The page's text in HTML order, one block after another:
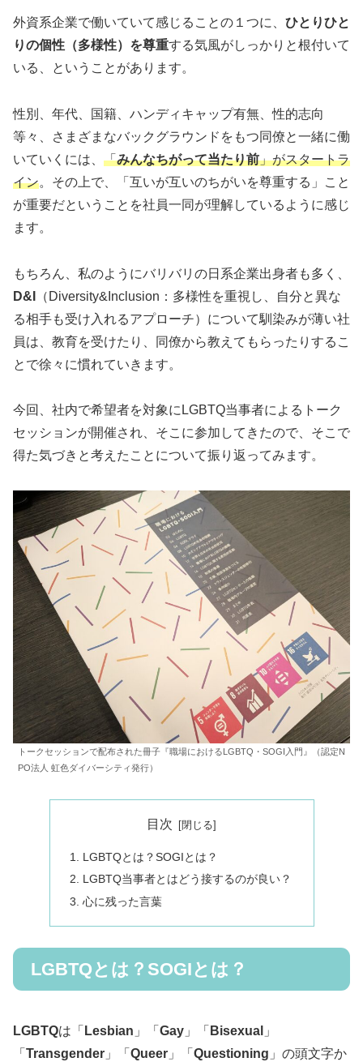
外資系企業で働いていて感じることの１つに、 ひとりひと
りの個性（多様性）を尊重する気風がしっかりと根付いて
いる、ということがあります。
性別、年代、国籍、ハンディキャップ有無、性的志向
等々、さまざまなバックグラウンドをもつ同僚と一緒に働
いていくには、 「みんなちがって当たり前」がスタートラ
イン。その上で、「互いが互いのちがいを尊重する」こと
が重要だということを社員一同が理解しているように感じ
ます。
もちろん、私のようにバリバリの日系企業出身者も多く、
D&I
（Diversity&Inclusion：多様性を重視し、自分と異な
る相手も受け入れるアプローチ）について馴染みが薄い社
員は、教育を受けたり、同僚から教えてもらったりするこ
とで徐々に慣れていきます。
今回、社内で希望者を対象にLGBTQ当事者によるトーク
セッションが開催され、そこに参加してきたので、そこで
得た気づきと考えたことについて振り返ってみます。
トークセッションで配布された冊子『職場におけるLGBTQ・SOGI入門』（認定N
PO法人 虹色ダイバーシティ発行）
目次
LGBTQとは？SOGIとは？
LGBTQ当事者とはどう接するのが良い？
心に残った言葉
LGBTQとは？SOGIとは？
LGBTQは「 Lesbian 」「 Gay 」「 Bisexual 」
「 Transgender 」「 Queer 」「 Questioning 」の頭文字か